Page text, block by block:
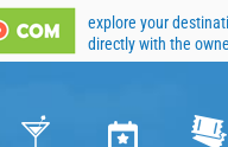
explore your
directly with the